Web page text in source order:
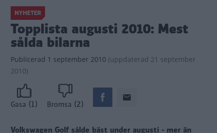
NYHETER
Topplista augusti 2010: Mest
sålda bilarna
Publicerad 1 september 2010 (uppdaterad 21 september
2010)
Gasa (1) Bromsa (2)
Volkswagen Golf sålde bäst under augusti - mer än